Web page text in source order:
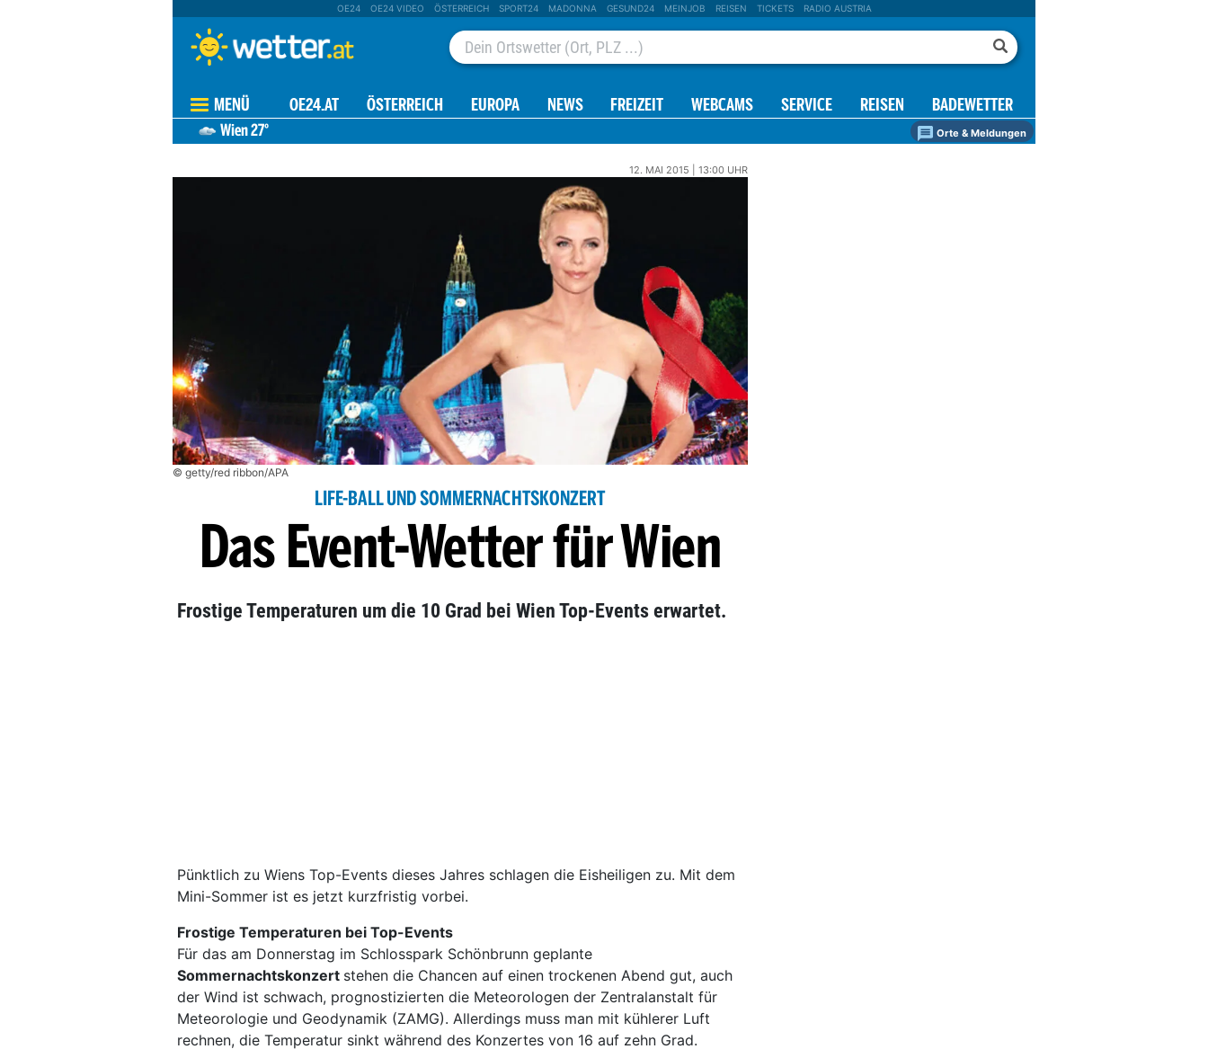
OE24 OE24 VIDEO ÖSTERREICH SPORT24 MADONNA GESUND24 MEINJOB REISEN TICKETS RADIO AUSTRIA
MENÜ OE24.AT ÖSTERREICH EUROPA NEWS FREIZEIT WEBCAMS SERVICE REISEN BADEWETTER
Wien27° Orte & Meldungen
12. MAI 2015 | 13:00 UHR
© getty/red ribbon/APA
LIFE-BALL UND SOMMERNACHTSKONZERT
Das Event-Wetter für Wien
Frostige Temperaturen um die 10 Grad bei Wien Top-Events erwartet.
Pünktlich zu Wiens Top-Events dieses Jahres schlagen die Eisheiligen zu. Mit dem
Mini-Sommer ist es jetzt kurzfristig vorbei.
Frostige Temperaturen bei Top-Events
Für das am Donnerstag im Schlosspark Schönbrunn geplante
Sommernachtskonzert stehen die Chancen auf einen trockenen Abend gut, auch
der Wind ist schwach, prognostizierten die Meteorologen der Zentralanstalt für
Meteorologie und Geodynamik (ZAMG). Allerdings muss man mit kühlerer Luft
rechnen, die Temperatur sinkt während des Konzertes von 16 auf zehn Grad.